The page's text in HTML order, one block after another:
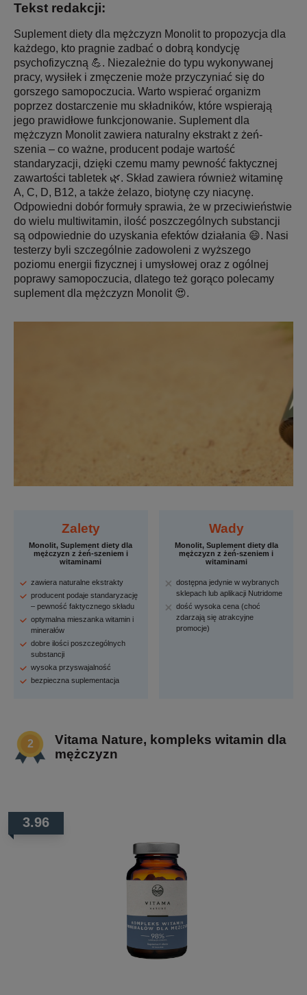
Tekst redakcji:
Suplement diety dla mężczyzn Monolit to propozycja dla
każdego, kto pragnie zadbać o dobrą kondycję
psychofizyczną 💪. Niezależnie do typu wykonywanej
pracy, wysiłek i zmęczenie może przyczyniać się do
gorszego samopoczucia. Warto wspierać organizm
poprzez dostarczenie mu składników, które wspierają
jego prawidłowe funkcjonowanie. Suplement dla
mężczyzn Monolit zawiera naturalny ekstrakt z żeń-
szenia – co ważne, producent podaje wartość
standaryzacji, dzięki czemu mamy pewność faktycznej
zawartości tabletek 🌿. Skład zawiera również witaminę
A, C, D, B12, a także żelazo, biotynę czy niacynę.
Odpowiedni dobór formuły sprawia, że w przeciwieństwie
do wielu multiwitamin, ilość poszczególnych substancji
są odpowiednie do uzyskania efektów działania 😄. Nasi
testerzy byli szczególnie zadowoleni z wyższego
poziomu energii fizycznej i umysłowej oraz z ogólnej
poprawy samopoczucia, dlatego też gorąco polecamy
suplement dla mężczyzn Monolit 😍.
Zalety
Monolit, Suplement diety dla
mężczyzn z żeń-szeniem i
witaminami
zawiera naturalne ekstrakty
producent podaje standaryzację
– pewność faktycznego składu
optymalna mieszanka witamin i
minerałów
dobre ilości poszczególnych
substancji
wysoka przyswajalność
bezpieczna suplementacja
Wady
Monolit, Suplement diety dla
mężczyzn z żeń-szeniem i
witaminami
dostępna jedynie w wybranych
sklepach lub aplikacji Nutridome
dość wysoka cena (choć
zdarzają się atrakcyjne
promocje)
Vitama Nature, kompleks witamin dla
mężczyzn
3.96